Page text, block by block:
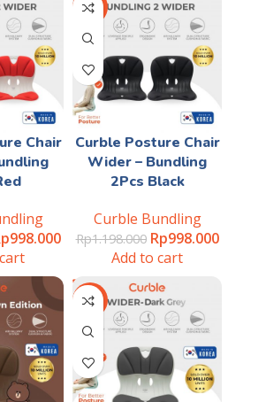
Chair
998.000
-17%
Curble Posture Chair
Wider – Bundling
2Pcs Black
Curble Bundling
Rp1.198.000 Rp998.000
Add to cart
-28%